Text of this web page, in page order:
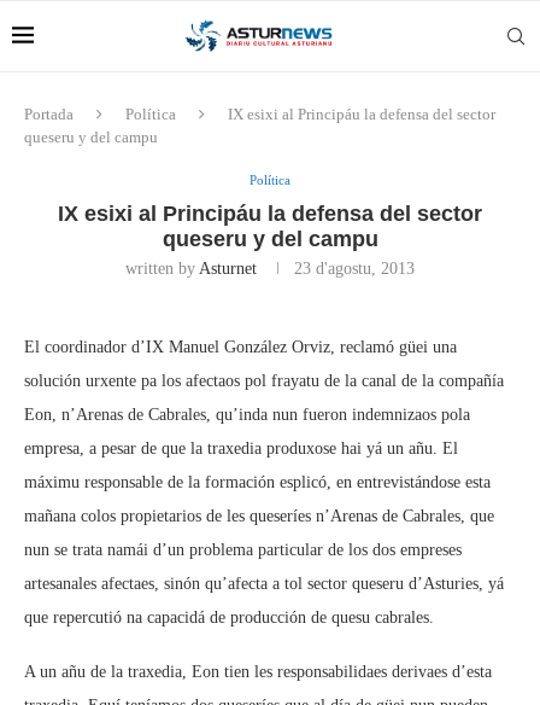
Portada Política
IX esixi al Principáu la defensa del sector
queseru y del campu
Política
IX esixi al Principáu la defensa del sector
queseru y del campu
written by Asturnet 23 d'agostu, 2013
El coordinador d’IX Manuel González Orviz, reclamó güei una
solución urxente pa los afectaos pol frayatu de la canal de la compañía
Eon, n’Arenas de Cabrales, qu’inda nun fueron indemnizaos pola
empresa, a pesar de que la traxedia produxose hai yá un añu. El
máximu responsable de la formación esplicó, en entrevistándose esta
mañana colos propietarios de les queseríes n’Arenas de Cabrales, que
nun se trata namái d’un problema particular de los dos empreses
artesanales afectaes, sinón qu’afecta a tol sector queseru d’Asturies, yá
que repercutió na capacidá de producción de quesu cabrales.
A un añu de la traxedia, Eon tien les responsabilidaes derivaes d’esta